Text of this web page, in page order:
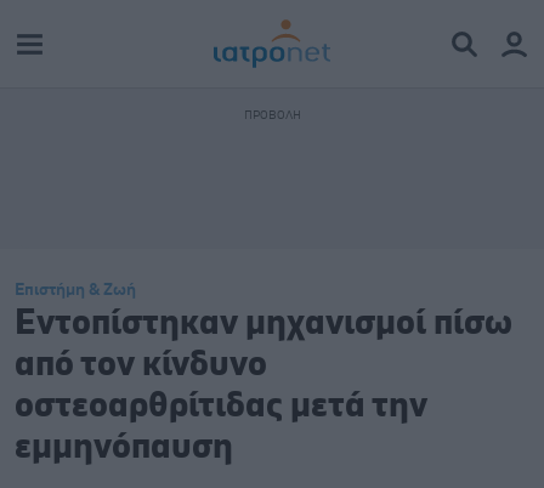
Επιστήμη & Ζωή
Εντοπίστηκαν μηχανισμοί πίσω
από τον κίνδυνο
οστεοαρθρίτιδας μετά την
εμμηνόπαυση